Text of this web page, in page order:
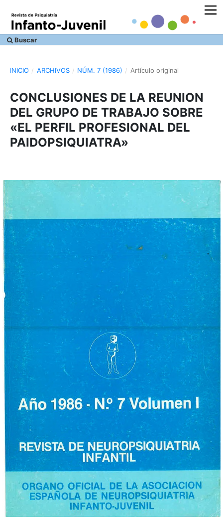
Buscar
INICIO / ARCHIVOS / NÚM. 7 (1986) / Artículo original
CONCLUSIONES DE LA REUNION
DEL GRUPO DE TRABAJO SOBRE
«EL PERFIL PROFESIONAL DEL
PAIDOPSIQUIATRA»